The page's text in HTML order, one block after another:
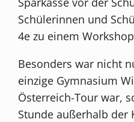
Schülerinnen und
4e zu einem
Besonders war nicht
einzige Gymnasium
Österreich-Tour war,
Stunde außerhalb der